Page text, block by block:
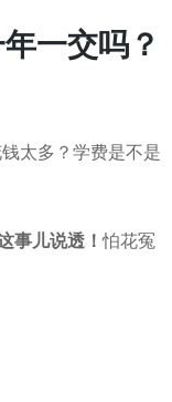
一交吗？
太多？学费是不是
事儿说透！怕花冤